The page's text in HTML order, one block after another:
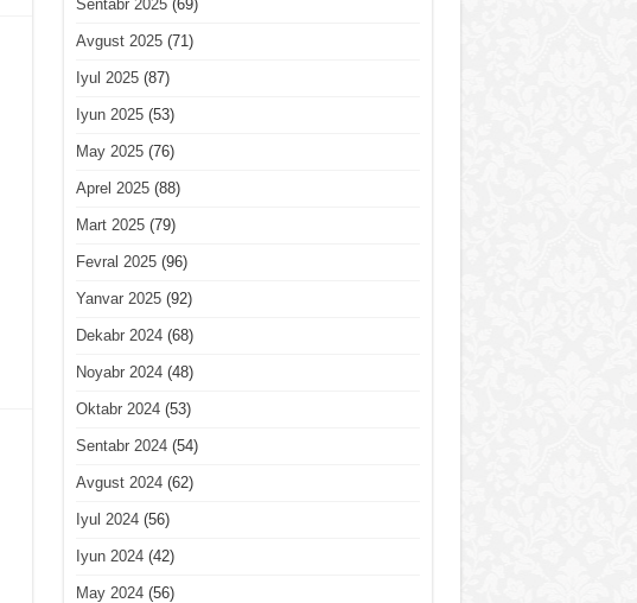
Sentabr 2025(69)
Avgust 2025(71)
Iyul 2025(87)
Iyun 2025(53)
May 2025(76)
Aprel 2025(88)
Mart 2025(79)
Fevral 2025(96)
Yanvar 2025(92)
Dekabr 2024(68)
Noyabr 2024(48)
Oktabr 2024(53)
Sentabr 2024(54)
Avgust 2024(62)
Iyul 2024(56)
Iyun 2024(42)
May 2024(56)